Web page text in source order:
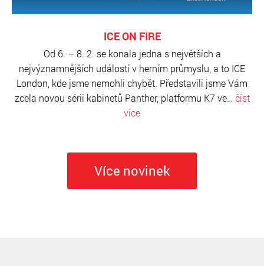
ICE ON FIRE
Od 6. – 8. 2. se konala jedna s největších a
nejvýznamnějších událostí v herním průmyslu, a to ICE
London, kde jsme nemohli chybět. Představili jsme Vám
zcela novou sérii kabinetů Panther, platformu K7 ve… číst
více
Více novinek